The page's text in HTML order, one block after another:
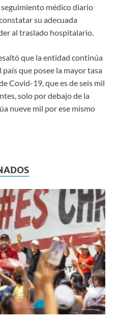
seguimiento médico diario
su adecuada
al traslado hospitalario.
que la entidad continúa
que posee la mayor tasa
Covid-19, que es de seis mil
solo por debajo de la
nueve mil por ese mismo